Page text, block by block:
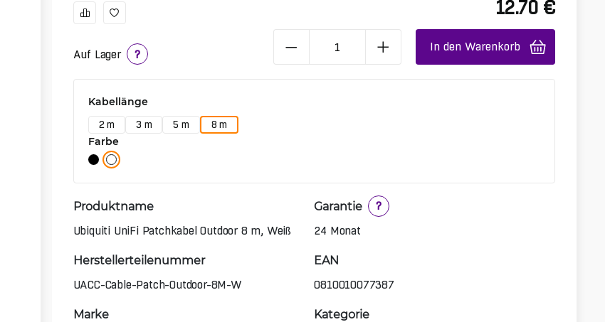
Auf Lager ?
12.70 €
In den Warenkorb
Kabellänge
2 m 3 m 5 m 8 m
Farbe
Produktname
Ubiquiti UniFi Patchkabel Outdoor 8 m, Weiß
Garantie
?
24 Monat
Herstellerteilenummer
UACC-Cable-Patch-Outdoor-8M-W
EAN
0810010077387
Marke Kategorie